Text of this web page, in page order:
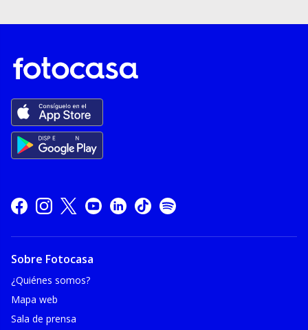
Sobre Fotocasa
¿Quiénes somos?
Mapa web
Sala de prensa